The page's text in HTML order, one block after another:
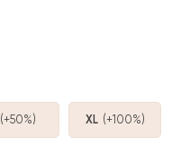
(+50%) XL (+100%)